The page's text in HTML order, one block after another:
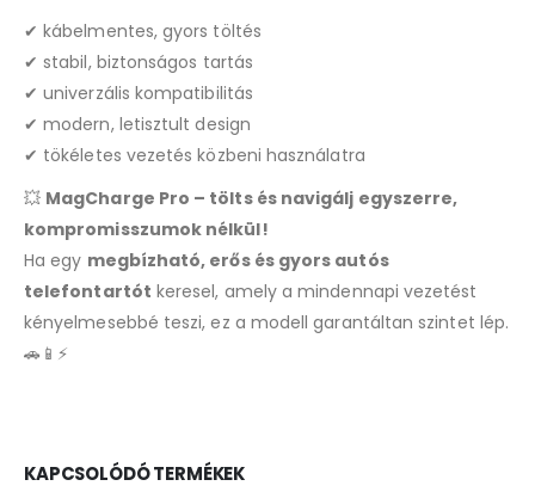
✔ kábelmentes, gyors töltés
✔ stabil, biztonságos tartás
✔ univerzális kompatibilitás
✔ modern, letisztult design
✔ tökéletes vezetés közbeni használatra
💥 MagCharge Pro – tölts és navigálj egyszerre,
kompromisszumok nélkül!
Ha egy megbízható, erős és gyors autós
telefontartót keresel, amely a mindennapi vezetést
kényelmesebbé teszi, ez a modell garantáltan szintet lép.
🚗📱⚡
KAPCSOLÓDÓ TERMÉKEK